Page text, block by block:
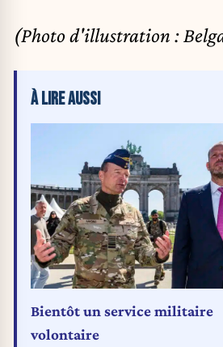
(Photo d'illustration :
À LIRE AUSSI
Bientôt un service militaire
volontaire